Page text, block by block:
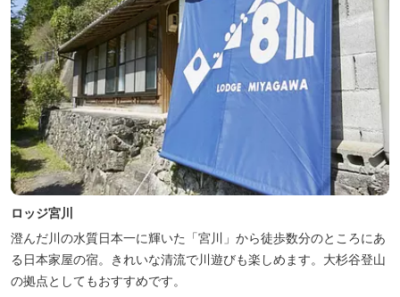
ロッジ宮川
澄んだ川の水質日本一に輝いた「宮川」から徒歩数分のところにあ
る日本家屋の宿。きれいな清流で川遊びも楽しめます。大杉谷登山
の拠点としてもおすすめです。